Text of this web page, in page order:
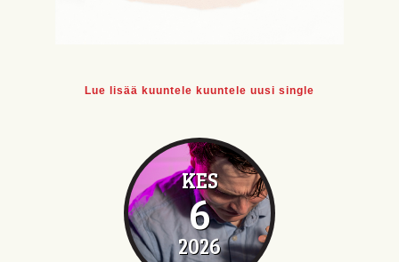
Lue lisää kuuntele kuuntele uusi single
KES
6
2026